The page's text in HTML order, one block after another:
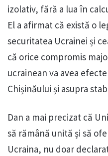
izolativ, fără a lua în
El a afirmat că există o
securitatea Ucrainei și
că orice compromis
ucrainean va avea
Chișinăului și asupra
Dan a mai precizat că
să rămână unită și să
Ucraina, nu doar